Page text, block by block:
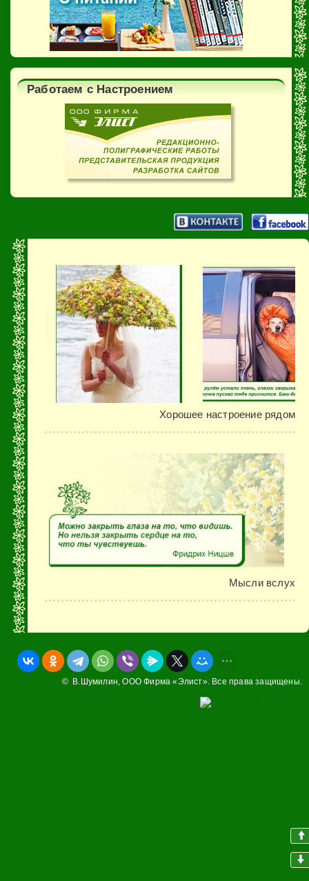
Работаем с Настроением
Хорошее настроение рядом
Мысли вслух
© В.Шумилин,ООО Фирма «Элист». Все права защищены.